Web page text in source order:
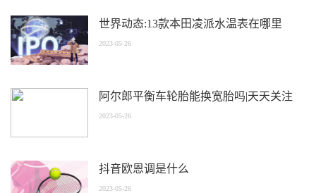
世界动态:13款本田凌派水温表在哪里
2023-05-26
阿尔郎平衡车轮胎能换宽胎吗|天天关注
2023-05-26
抖音欧恩调是什么
2023-05-26